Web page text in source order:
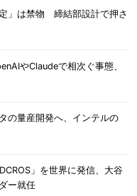
」は禁物 締結部設計で押さ
やClaudeで相次ぐ事態、
の量産開発へ、インテルの
」を世界に発信、大谷
ー就任